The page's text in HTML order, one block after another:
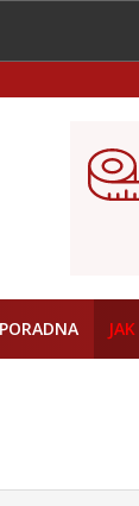
PORADNA